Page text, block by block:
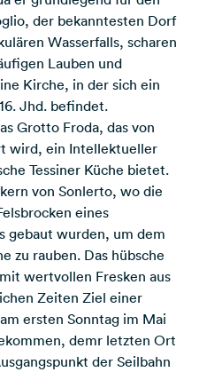
der bekanntesten Dorf
Wasserfalls, scharen
Lauben und
Kirche, in der sich ein
Jhd. befindet.
Grotto Froda, das von
wird, ein Intellektueller
Tessiner Küche bietet.
von Sonlerto, wo die
eines
gebaut wurden, um dem
zu rauben. Das hübsche
wertvollen Fresken aus
Zeiten Ziel einer
ersten Sonntag im Mai
demr letzten Ort
der Seilbahn